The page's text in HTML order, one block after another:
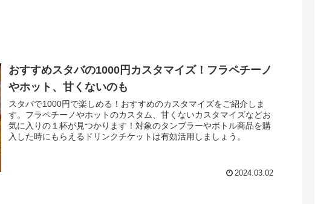
おすすめスタバの1000円カスタマイズ！フラペチーノ
やホット、甘くないのも
スタバで1000円で楽しめる！おすすめのカスタマイズをご紹介しま
す。フラペチーノやホットのカスタム、甘くないカスタマイズなどお
気に入りの１杯が見つかります！対象のタンブラーやボトル商品を購
入した時にもらえるドリンクチケットは有効活用しましょう。
2024.03.02